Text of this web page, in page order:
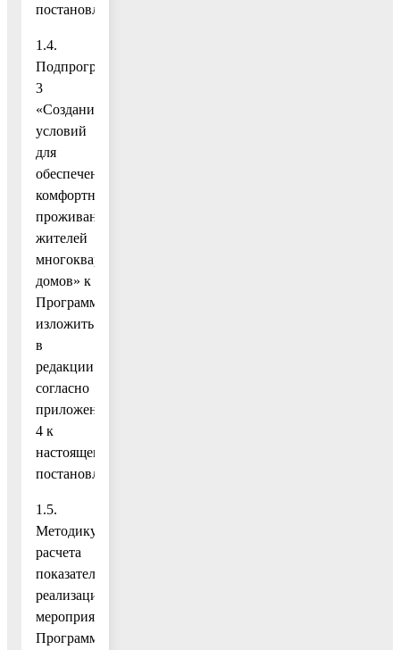
постановлению;
1.4.
Подпрограмму
3
«Создание
условий
для
обеспечения
комфортного
проживания
жителей
многоквартирных
домов» к
Программе
изложить
в
редакции
согласно
приложению
4 к
настоящему
постановлению;
1.5.
Методику
расчета
показателей
реализации
мероприятий
Программы